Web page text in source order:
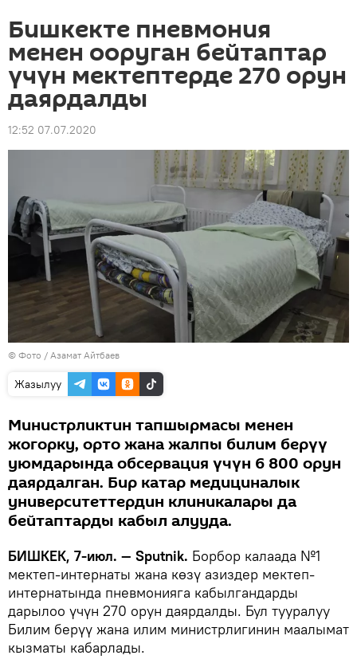
Бишкекте пневмония
менен ооруган бейтаптар
үчүн мектептерде 270 орун
даярдалды
12:52 07.07.2020
© Фото / Азамат Айтбаев
Жазылуу
Министрликтин тапшырмасы менен
жогорку, орто жана жалпы билим берүү
уюмдарында обсервация үчүн 6 800 орун
даярдалган. Бир катар медициналык
университеттердин клиникалары да
бейтаптарды кабыл алууда.
БИШКЕК, 7-июл. — Sputnik. Борбор калаада №1
мектеп-интернаты жана көзү азиздер мектеп-
интернатында пневмонияга кабылгандарды
дарылоо үчүн 270 орун даярдалды. Бул тууралуу
Билим берүү жана илим министрлигинин маалымат
кызматы кабарлады.